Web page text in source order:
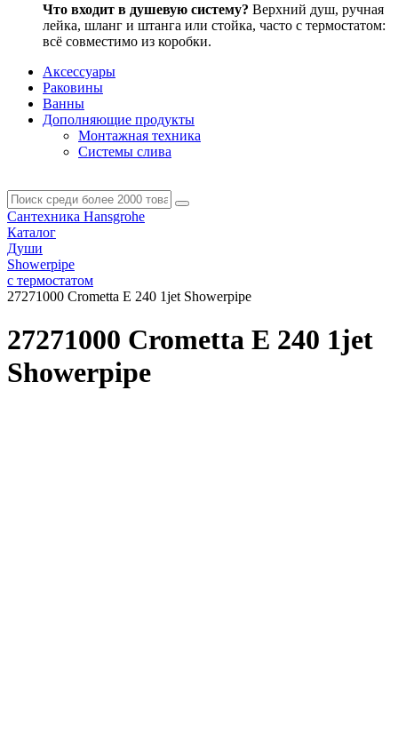
Что входит в душевую систему? Верхний душ, ручная
лейка, шланг и штанга или стойка, часто с термостатом:
всё совместимо из коробки.
Аксессуары
Раковины
Ванны
Дополняющие продукты
Монтажная техника
Системы слива
Сантехника Hansgrohe
Каталог
Души
Showerpipe
с термостатом
27271000 Crometta Е 240 1jet Showerpipe
27271000 Crometta Е 240 1jet
Showerpipe